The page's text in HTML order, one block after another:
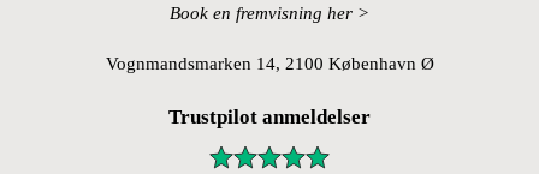
Book en fremvisning her >
Vognmandsmarken 14, 2100 København Ø
Trustpilot anmeldelser